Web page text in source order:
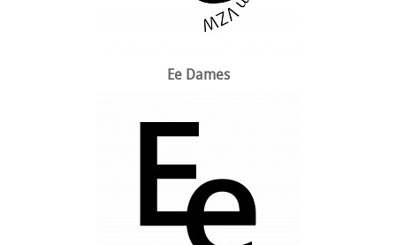
Ee Dames